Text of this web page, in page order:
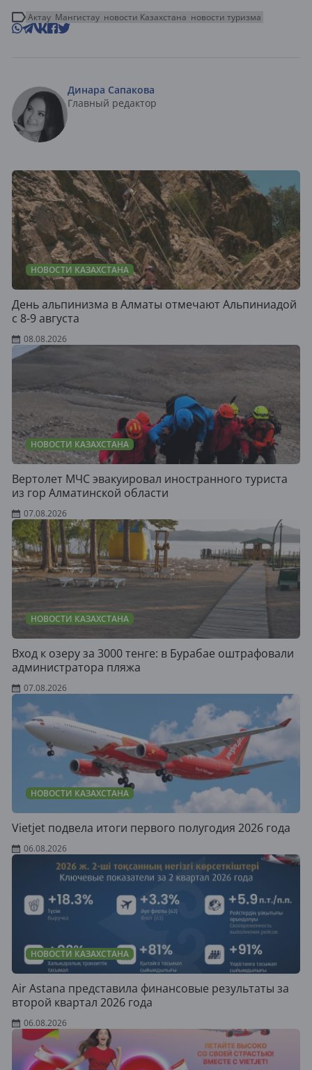
Актау Мангистау новости Казахстана новости туризма
Динара Сапакова
Главный редактор
НОВОСТИ КАЗАХСТАНА
День альпинизма в Алматы отмечают Альпиниадой
с 8-9 августа
08.08.2026
НОВОСТИ КАЗАХСТАНА
Вертолет МЧС эвакуировал иностранного туриста
из гор Алматинской области
07.08.2026
НОВОСТИ КАЗАХСТАНА
Вход к озеру за 3000 тенге: в Бурабае оштрафовали
администратора пляжа
07.08.2026
НОВОСТИ КАЗАХСТАНА
Vietjet подвела итоги первого полугодия 2026 года
06.08.2026
НОВОСТИ КАЗАХСТАНА
Air Astana представила финансовые результаты за
второй квартал 2026 года
06.08.2026